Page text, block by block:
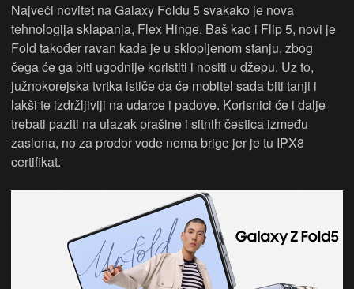
Najveći novitet na Galaxy Foldu 5 svakako je nova
tehnologija sklapanja, Flex Hinge. Baš kao i Flip 5, novi je
Fold također ravan kada je u sklopljenom stanju, zbog
čega će ga biti ugodnije koristiti i nositi u džepu. Uz to,
južnokorejska tvrtka ističe da će mobitel sada biti tanji i
lakši te izdržljiviji na udarce i padove. Korisnici će i dalje
trebati paziti na ulazak prašine i sitnih čestica između
zaslona, no za prodor vode nema brige jer je tu IPX8
certifikat.